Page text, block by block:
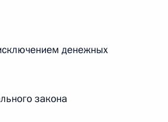
денежных
закона